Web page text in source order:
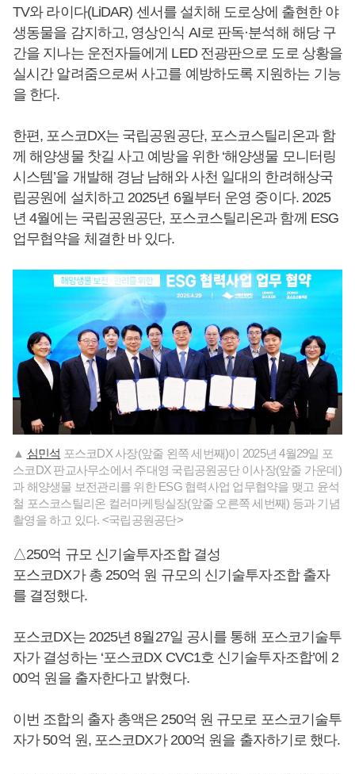
TV와 라이다(LiDAR) 센서를 설치해 도로상에 출현한 야
생동물을 감지하고, 영상인식 AI로 판독·분석해 해당 구
간을 지나는 운전자들에게 LED 전광판으로 도로 상황을
실시간 알려줌으로써 사고를 예방하도록 지원하는 기능
을 한다.
한편, 포스코DX는 국립공원공단, 포스코스틸리온과 함
께 해양생물 찻길 사고 예방을 위한 ‘해양생물 모니터링
시스템’을 개발해 경남 남해와 사천 일대의 한려해상국
립공원에 설치하고 2025년 6월부터 운영 중이다. 2025
년 4월에는 국립공원공단, 포스코스틸리온과 함께 ESG
업무협약을 체결한 바 있다.
▲ 심민석 포스코DX 사장(앞줄 왼쪽 세번째)이 2025년 4월29일 포
스코DX 판교사무소에서 주대영 국립공원공단 이사장(앞줄 가운데)
과 해양생물 보전관리를 위한 ESG 협력사업 업무협약을 맺고 윤석
철 포스코스틸리온 컬러마케팅실장(앞줄 오른쪽 세번째) 등과 기념
촬영을 하고 있다. <국립공원공단>
△250억 규모 신기술투자조합 결성
포스코DX가 총 250억 원 규모의 신기술투자조합 출자
를 결정했다.
포스코DX는 2025년 8월27일 공시를 통해 포스코기술투
자가 결성하는 ‘포스코DX CVC1호 신기술투자조합’에 2
00억 원을 출자한다고 밝혔다.
이번 조합의 출자 총액은 250억 원 규모로 포스코기술투
자가 50억 원, 포스코DX가 200억 원을 출자하기로 했다.